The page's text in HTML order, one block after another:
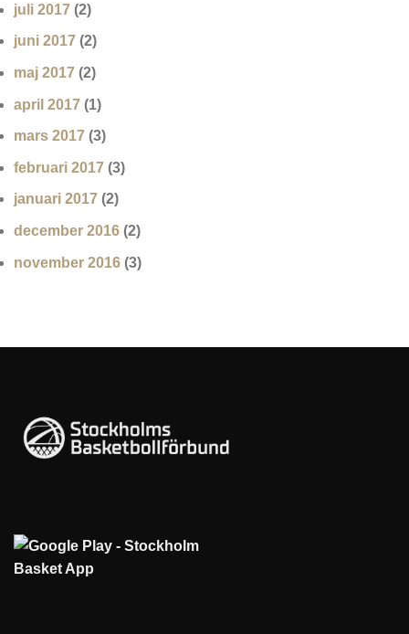
juli 2017 (2)
juni 2017 (2)
maj 2017 (2)
april 2017 (1)
mars 2017 (3)
februari 2017 (3)
januari 2017 (2)
december 2016 (2)
november 2016 (3)